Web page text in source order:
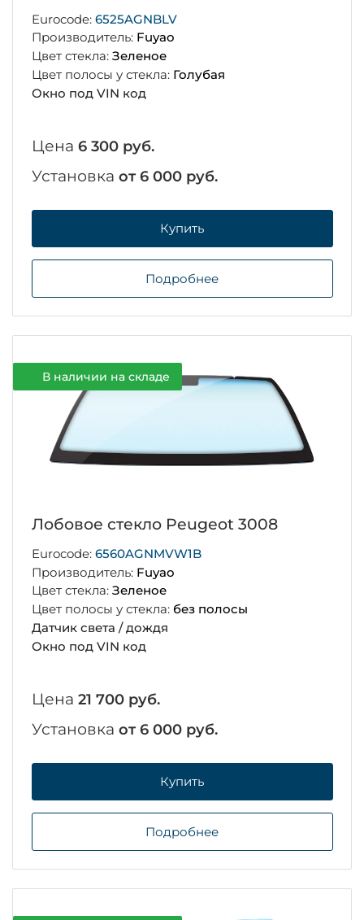
Eurocode: 6525AGNBLV
Производитель: Fuyao
Цвет стекла: Зеленое
Цвет полосы у стекла: Голубая
Окно под VIN код
Цена 6 300 руб.
Установка от 6 000 руб.
Купить
Подробнее
В наличии на складе
Лобовое стекло Peugeot 3008
Eurocode: 6560AGNMVW1B
Производитель: Fuyao
Цвет стекла: Зеленое
Цвет полосы у стекла: без полосы
Датчик света / дождя
Окно под VIN код
Цена 21 700 руб.
Установка от 6 000 руб.
Купить
Подробнее